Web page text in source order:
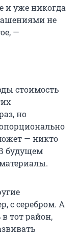
и уже никогда
не
—
стоимость
но
— никто
будущем
с серебром. А
тот район,